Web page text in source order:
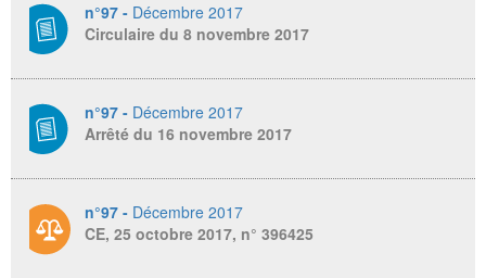
n°97 - Décembre 2017
Circulaire du 8 novembre 2017
n°97 - Décembre 2017
Arrêté du 16 novembre 2017
n°97 - Décembre 2017
CE, 25 octobre 2017, n° 396425